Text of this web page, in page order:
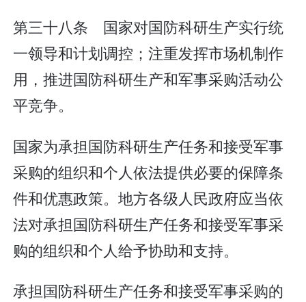
第三十八条 国家对国防科研生产实行统
一领导和计划调控；注重发挥市场机制作
用，推进国防科研生产和军事采购活动公
平竞争。
国家为承担国防科研生产任务和接受军事
采购的组织和个人依法提供必要的保障条
件和优惠政策。地方各级人民政府应当依
法对承担国防科研生产任务和接受军事采
购的组织和个人给予协助和支持。
承担国防科研生产任务和接受军事采购的